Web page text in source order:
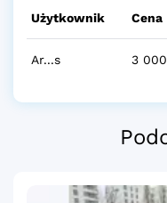
Użytkownik Cena
Ar...s 3